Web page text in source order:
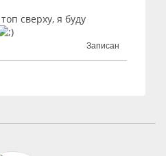
сверху, я буду
Записан